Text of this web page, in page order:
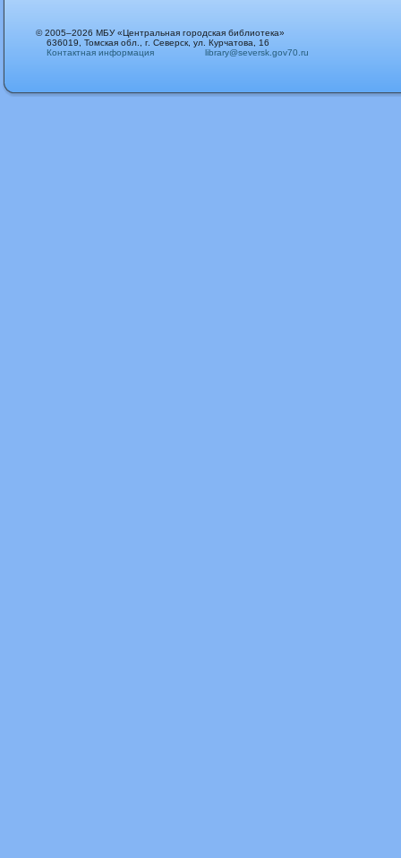
© 2005–2026 МБУ «Центральная городская библиотека»
636019, Томская обл., г. Северск, ул. Курчатова, 16
Контактная информация
library@seversk.gov70.ru